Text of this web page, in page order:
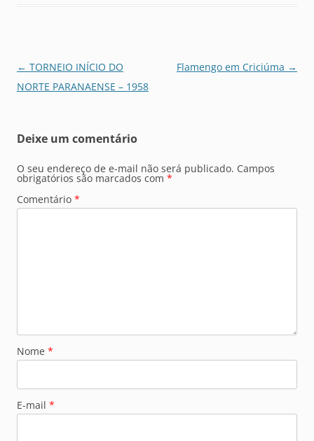
Navegação
de
← TORNEIO INÍCIO DO
NORTE PARANAENSE – 1958
Flamengo em Criciúma →
Deixe um comentário
O seu endereço de e-mail não será publicado. Campos
obrigatórios são marcados com *
Comentário *
Nome *
E-mail *